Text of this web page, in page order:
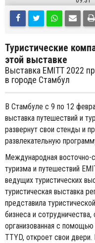
Туристические
этой выставке
Выставка EMITT 2022
в городе Стамбул
В Стамбуле с 9 по 12
выставка путешествий и
развернут свои стенды и
развлекательную
Международная восточно-
туризма и путешествий
ведущих туристических
туристическая выставка
представила
бизнеса и
организованная с помощью
TTYD, откроет свои